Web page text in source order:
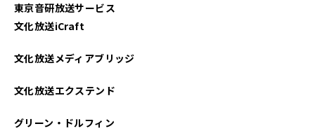
東京音研放送サービス
文化放送iCraft
文化放送メディアブリッジ
文化放送エクステンド
グリーン・ドルフィン